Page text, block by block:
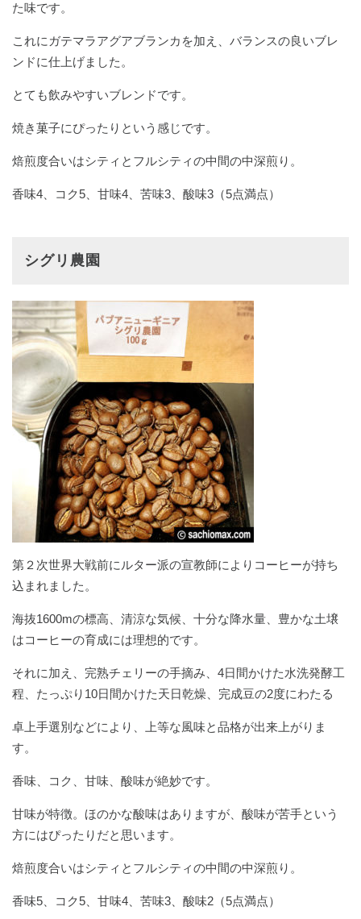
た味です。
これにガテマラアグアブランカを加え、バランスの良いブレ
ンドに仕上げました。
とても飲みやすいブレンドです。
焼き菓子にぴったりという感じです。
焙煎度合いはシティとフルシティの中間の中深煎り。
香味4、コク5、甘味4、苦味3、酸味3（5点満点）
シグリ農園
第２次世界大戦前にルター派の宣教師によりコーヒーが持ち
込まれました。
海抜1600mの標高、清涼な気候、十分な降水量、豊かな土壌
はコーヒーの育成には理想的です。
それに加え、完熟チェリーの手摘み、4日間かけた水洗発酵工
程、たっぷり10日間かけた天日乾燥、完成豆の2度にわたる
卓上手選別などにより、上等な風味と品格が出来上がりま
す。
香味、コク、甘味、酸味が絶妙です。
甘味が特徴。ほのかな酸味はありますが、酸味が苦手という
方にはぴったりだと思います。
焙煎度合いはシティとフルシティの中間の中深煎り。
香味5、コク5、甘味4、苦味3、酸味2（5点満点）